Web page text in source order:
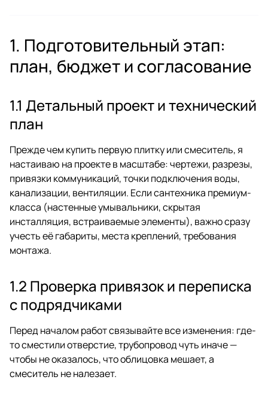
1. Подготовительный этап:
план, бюджет и согласование
1.1 Детальный проект и технический
план
Прежде чем купить первую плитку или смеситель, я
настаиваю на проекте в масштабе: чертежи, разрезы,
привязки коммуникаций, точки подключения воды,
канализации, вентиляции. Если сантехника премиум-
класса (настенные умывальники, скрытая
инсталляция, встраиваемые элементы), важно сразу
учесть её габариты, места креплений, требования
монтажа.
1.2 Проверка привязок и переписка
с подрядчиками
Перед началом работ связывайте все изменения: где-
то сместили отверстие, трубопровод чуть иначе —
чтобы не оказалось, что облицовка мешает, а
смеситель не налезает.